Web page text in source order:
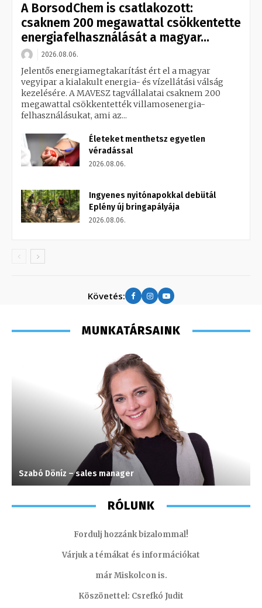
A BorsodChem is csatlakozott:
csaknem 200 megawattal csökkentette
energiafelhasználását a magyar...
2026.08.06.
Jelentős energiamegtakarítást ért el a magyar
vegyipar a kialakult energia- és vízellátási válság
kezelésére. A MAVESZ tagvállalatai csaknem 200
megawattal csökkentették villamosenergia-
felhasználásukat, ami az...
Életeket menthetsz egyetlen
véradással
2026.08.06.
Ingyenes nyitónapokkal debütál
Eplény új bringapályája
2026.08.06.
Követés:
MUNKATÁRSAINK
Szabó Döníz – sales manager
RÓLUNK
Fordulj hozzánk bizalommal!
Várjuk a témákat és információkat
már Miskolcon is.
Köszönettel: Csrefkó Judit